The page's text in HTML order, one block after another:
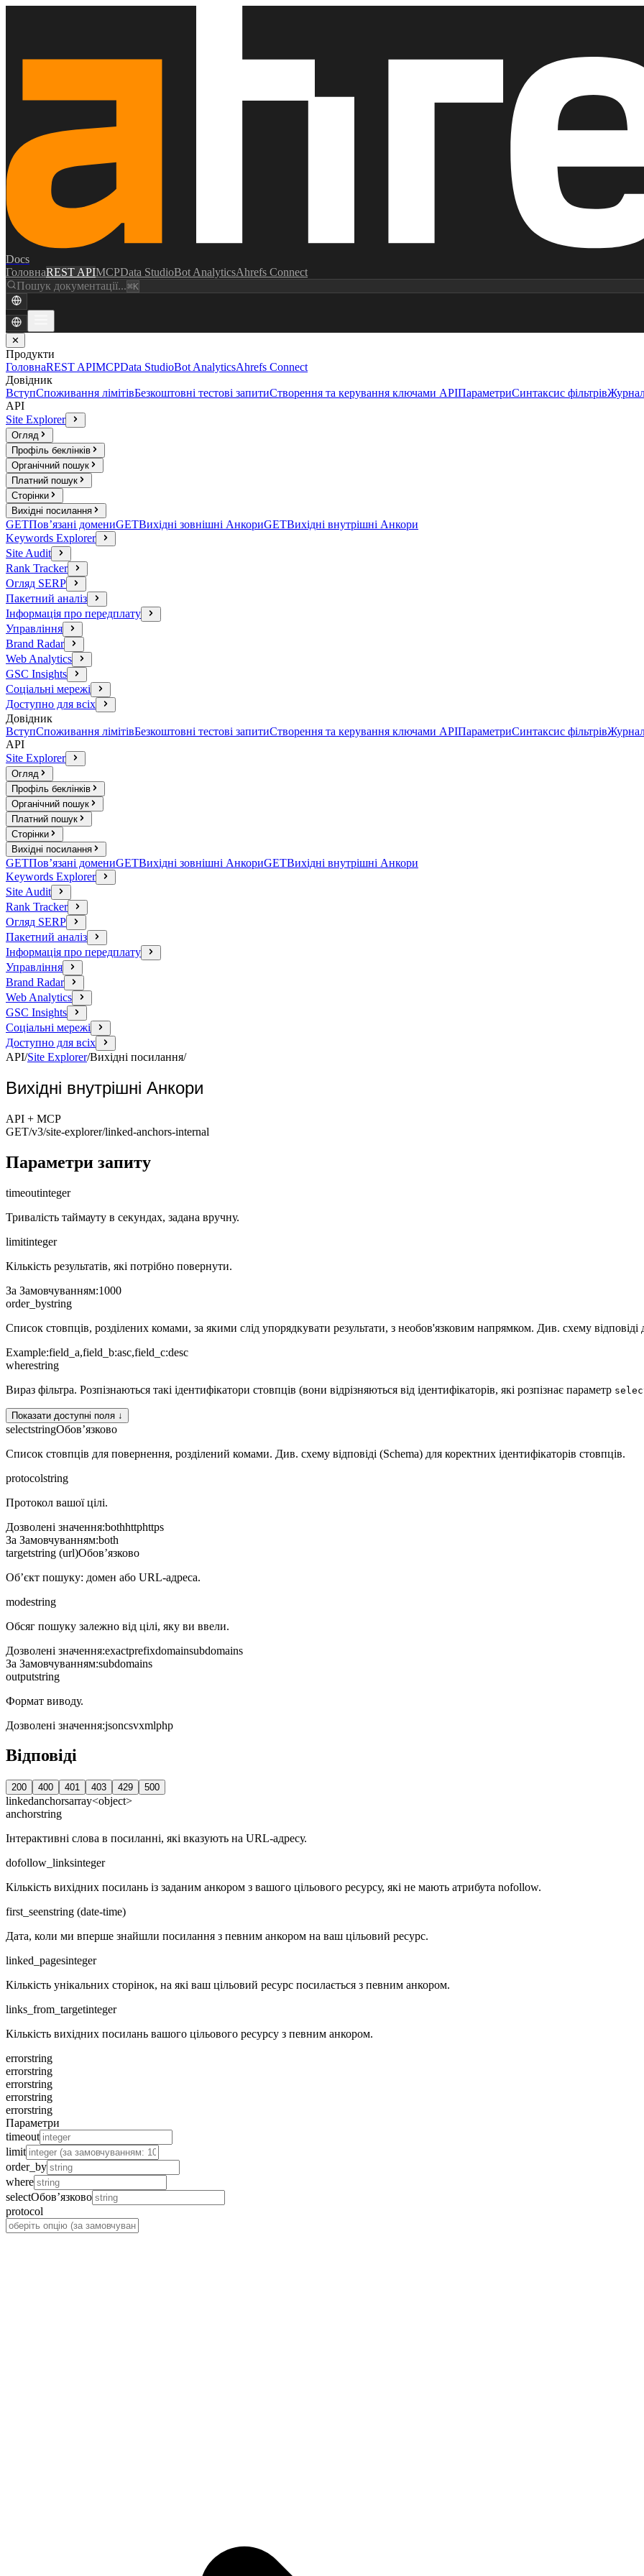
Docs
ГоловнаREST APIMCPData StudioBot AnalyticsAhrefs Connect
Пошук документації...⌘K
✕
Продукти
ГоловнаREST APIMCPData StudioBot AnalyticsAhrefs Connect
Довідник
ВступСпоживання лімітівБезкоштовні тестові запитиСтворення та керування ключами APIПараметриСинтаксис фільтрів
API
Site Explorer
Огляд
Профіль беклінків
Органічний пошук
Платний пошук
Сторінки
Вихідні посилання
GETПов’язані домениGETВихідні зовнішні АнкориGETВихідні внутрішні Анкори
Keywords Explorer
Site Audit
Rank Tracker
Огляд SERP
Пакетний аналіз
Інформація про передплату
Управління
Brand Radar
Web Analytics
GSC Insights
Соціальні мережі
Доступно для всіх
Довідник
ВступСпоживання лімітівБезкоштовні тестові запитиСтворення та керування ключами APIПараметриСинтаксис фільтрів
API
Site Explorer
Огляд
Профіль беклінків
Органічний пошук
Платний пошук
Сторінки
Вихідні посилання
GETПов’язані домениGETВихідні зовнішні АнкориGETВихідні внутрішні Анкори
Keywords Explorer
Site Audit
Rank Tracker
Огляд SERP
Пакетний аналіз
Інформація про передплату
Управління
Brand Radar
Web Analytics
GSC Insights
Соціальні мережі
Доступно для всіх
API/Site Explorer/Вихідні посилання/
Вихідні внутрішні Анкори
API + MCP
GET/v3/site-explorer/linked-anchors-internal
Параметри запиту
timeoutinteger
Тривалість таймауту в секундах, задана вручну.
limitinteger
Кількість результатів, які потрібно повернути.
За Замовчуванням:1000
order_bystring
Список стовпців, розділених комами, за якими слід упорядкувати результати, з необов'язковим напрямком. Див. схему відповіді
Example:field_a,field_b:asc,field_c:desc
wherestring
Вираз фільтра. Розпізнаються такі ідентифікатори стовпців (вони відрізняються від ідентифікаторів, які розпізнає параметр
Показати доступні поля ↓
selectstringОбов’язково
Список стовпців для повернення, розділений комами. Див. схему відповіді (Schema) для коректних ідентифікаторів стовпців.
protocolstring
Протокол вашої цілі.
Дозволені значення:bothhttphttps
За Замовчуванням:both
targetstring (url)Обов’язково
Об’єкт пошуку: домен або URL-адреса.
modestring
Обсяг пошуку залежно від цілі, яку ви ввели.
Дозволені значення:exactprefixdomainsubdomains
За Замовчуванням:subdomains
outputstring
Формат виводу.
Дозволені значення:jsoncsvxmlphp
Відповіді
200 400 401 403 429 500
linkedanchorsarray<object>
anchorstring
Інтерактивні слова в посиланні, які вказують на URL-адресу.
dofollow_linksinteger
Кількість вихідних посилань із заданим анкором з вашого цільового ресурсу, які не мають атрибута nofollow.
first_seenstring (date-time)
Дата, коли ми вперше знайшли посилання з певним анкором на ваш цільовий ресурс.
linked_pagesinteger
Кількість унікальних сторінок, на які ваш цільовий ресурс посилається з певним анкором.
links_from_targetinteger
Кількість вихідних посилань вашого цільового ресурсу з певним анкором.
errorstring
errorstring
errorstring
errorstring
errorstring
Параметри
timeout
limit
order_by
where
selectОбов’язково
protocol